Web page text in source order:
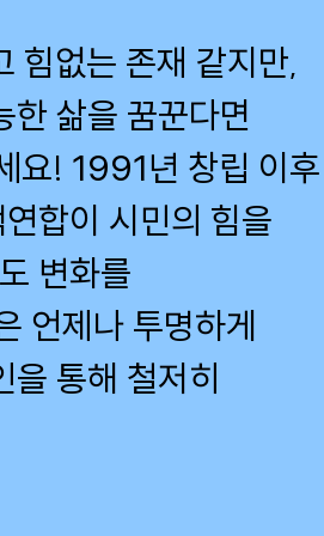
힘없는 존재 같지만,
한 삶을 꿈꾼다면
요! 1991년 창립 이후
합이 시민의 힘을
변화를
언제나 투명하게
을 통해 철저히